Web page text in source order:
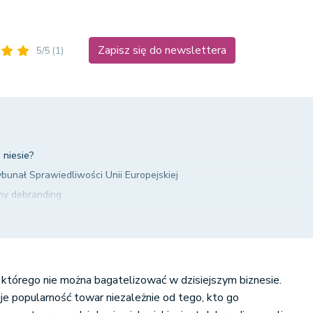
5/5 (1) Zapisz się do newslettera
Sprawiedliwości Unii Europejskiej
debranding
nie można bagatelizować w dzisiejszym biznesie.
popularność towar niezależnie od tego, kto go